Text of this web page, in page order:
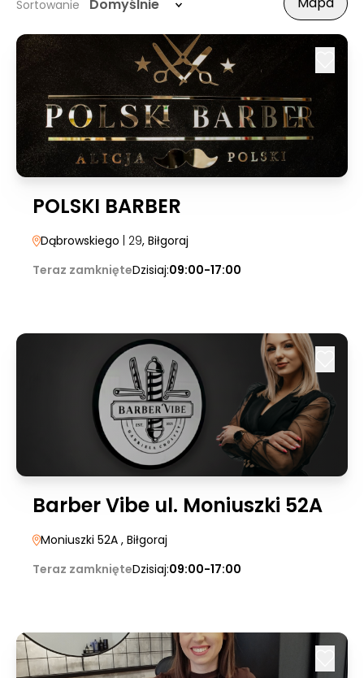
Sortowanie Domyślnie
POLSKI BARBER
Dąbrowskiego | 29, Biłgoraj
Teraz zamknięteDzisiaj:09:00-17:00
Barber Vibe ul. Moniuszki 52A
Moniuszki 52A , Biłgoraj
Teraz zamknięteDzisiaj:09:00-17:00